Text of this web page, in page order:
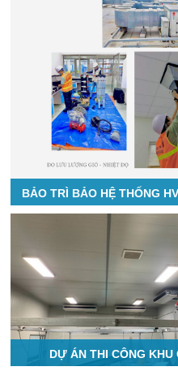
BẢO TRÌ BẢO HỆ THỐNG
DỰ ÁN THI CÔNG KHU